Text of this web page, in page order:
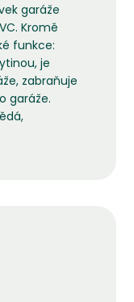
garáže
Kromě
funkce:
je
zabraňuje
garáže.